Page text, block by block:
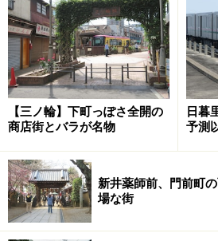
【三ノ輪】下町っぽさ全開の
商店街とバラが名物
日暮
予測
新井薬師前、門前町
場な街